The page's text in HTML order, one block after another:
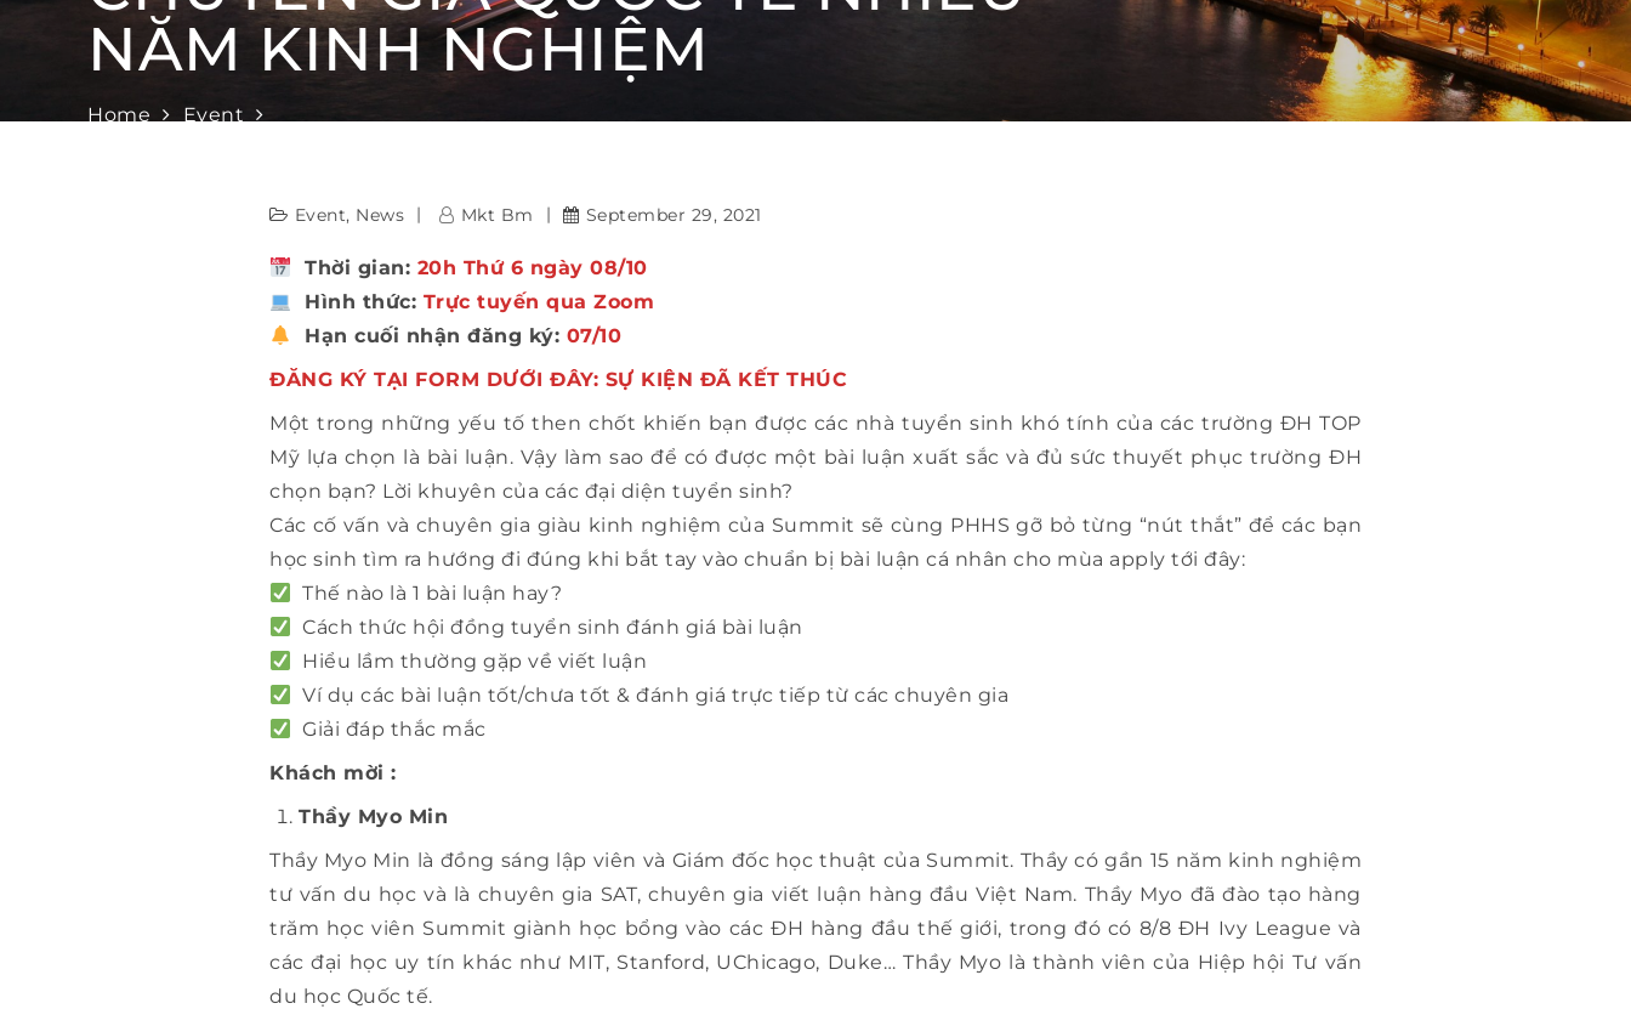
NĂM KINH NGHIỆM
Home
Event
Event, News Mkt Bm September 29, 2021
Thời gian: 20h Thứ 6 ngày 08/10
Hình thức: Trực tuyến qua Zoom
Hạn cuối nhận đăng ký: 07/10
ĐĂNG KÝ TẠI FORM DƯỚI ĐÂY: SỰ KIỆN ĐÃ KẾT THÚC
Một trong những yếu tố then chốt khiến bạn được các nhà tuyển sinh khó tính của các trường ĐH TOP
Mỹ lựa chọn là bài luận. Vậy làm sao để có được một bài luận xuất sắc và đủ sức thuyết phục trường ĐH
chọn bạn? Lời khuyên của các đại diện tuyển sinh?
Các cố vấn và chuyên gia giàu kinh nghiệm của Summit sẽ cùng PHHS gỡ bỏ từng “nút thắt” để các bạn
học sinh tìm ra hướng đi đúng khi bắt tay vào chuẩn bị bài luận cá nhân cho mùa apply tới đây:
Thế nào là 1 bài luận hay?
Cách thức hội đồng tuyển sinh đánh giá bài luận
Hiểu lầm thường gặp về viết luận
Ví dụ các bài luận tốt/chưa tốt & đánh giá trực tiếp từ các chuyên gia
Giải đáp thắc mắc
Khách mời :
Thầy Myo Min
Thầy Myo Min là đồng sáng lập viên và Giám đốc học thuật của Summit. Thầy có gần 15 năm kinh nghiệm
tư vấn du học và là chuyên gia SAT, chuyên gia viết luận hàng đầu Việt Nam. Thầy Myo đã đào tạo hàng
trăm học viên Summit giành học bổng vào các ĐH hàng đầu thế giới, trong đó có 8/8 ĐH Ivy League và
các đại học uy tín khác như MIT, Stanford, UChicago, Duke… Thầy Myo là thành viên của Hiệp hội Tư vấn
du học Quốc tế.